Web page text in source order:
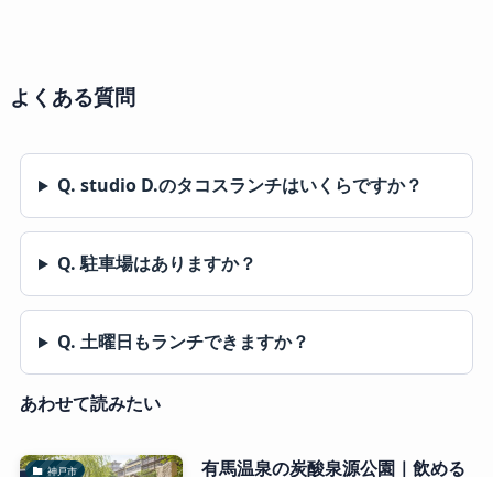
よくある質問
Q. studio D.のタコスランチはいくらですか？
Q. 駐車場はありますか？
Q. 土曜日もランチできますか？
あわせて読みたい
神戸市 有馬温泉の炭酸泉源公園｜飲める